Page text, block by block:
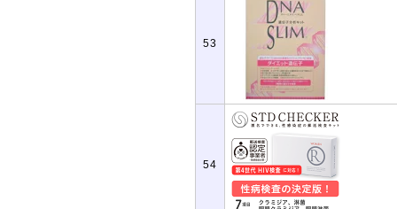
53
54